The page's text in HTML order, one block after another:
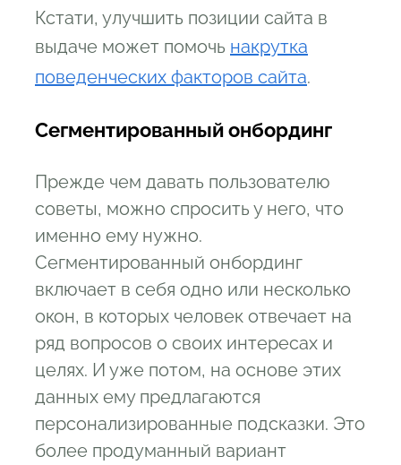
Кстати, улучшить позиции сайта в
выдаче может помочь накрутка
поведенческих факторов сайта.
Сегментированный онбординг
Прежде чем давать пользователю
советы, можно спросить у него, что
именно ему нужно.
Сегментированный онбординг
включает в себя одно или несколько
окон, в которых человек отвечает на
ряд вопросов о своих интересах и
целях. И уже потом, на основе этих
данных ему предлагаются
персонализированные подсказки. Это
более продуманный вариант